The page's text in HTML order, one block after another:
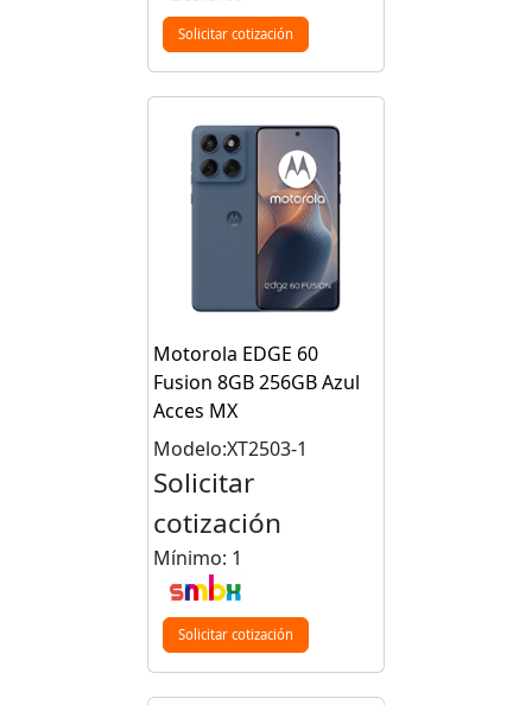
Solicitar cotización
Motorola EDGE 60
Fusion 8GB 256GB Azul
Acces MX
Modelo:XT2503-1
Solicitar
cotización
Mínimo: 1
Solicitar cotización